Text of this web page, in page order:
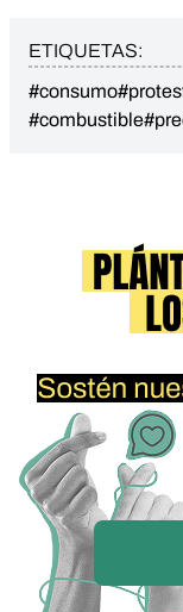
ETIQUETAS:
#consumo
#combustible